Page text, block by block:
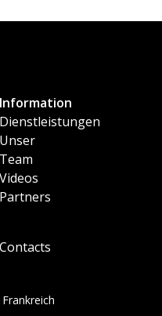
Information
Dienstleistungen
Unser
Team
Videos
Partners
Contacts